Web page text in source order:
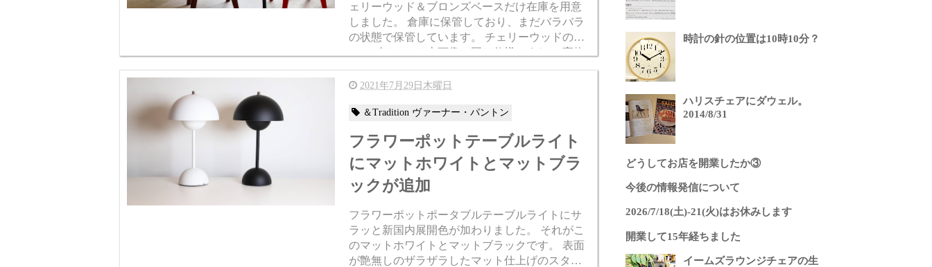
ェリーウッド＆ブロンズベースだけ在庫を用意
しました。 倉庫に保管しており、まだバラバラ
の状態で保管しています。 チェリーウッドのブ
ロンズベースは上画像と同じ仕様ですね。 実物
は木の色が写真とは違ってみますのでご注意く
ださい。 カラフテーブ...
2021年7月29日木曜日
＆Tradition ヴァーナー・パントン
フラワーポットテーブルライト
にマットホワイトとマットブラ
ックが追加
フラワーポットポータブルテーブルライトにサ
ラッと新国内展開色が加わりました。 それがこ
のマットホワイトとマットブラックです。 表面
が艶無しのザラザラしたマット仕上げのスタン
時計の針の位置は10時10分？
ハリスチェアにダウェル。
2014/8/31
どうしてお店を開業したか③
今後の情報発信について
2026/7/18(土)-21(火)はお休みします
開業して15年経ちました
イームズラウンジチェアの生